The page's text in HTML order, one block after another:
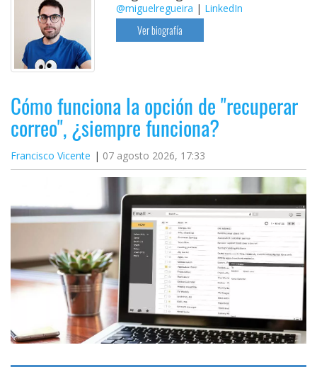
@miguelregueira | LinkedIn
Ver biografía
Cómo funciona la opción de "recuperar
correo", ¿siempre funciona?
Francisco Vicente 07 agosto 2026, 17:33